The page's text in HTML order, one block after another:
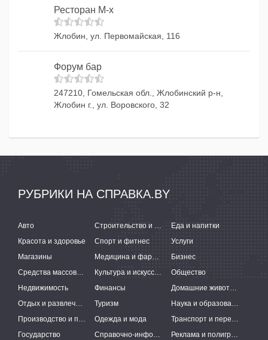
Ресторан M-x
Жлобин, ул. Первомайская, 116
Форум бар
247210, Гомельская обл., Жлобинский р-н,
Жлобин г., ул. Воровского, 32
РУБРИКИ НА СПРАВКА.BY
Авто Строительство и ремонт
Еда и напитки
Красота и здоровье
Спорт и фитнес
Услуги
Магазины
Медицина и фармацевтика
Бизнес
Средства массовой информации
Культура и искусство
Общество
Недвижимость
Финансы
Домашние животные
Отдых и развлечения
Туризм
Наука и образование
Производство и поставки
Одежда и мода
Транспорт и перевозки
Государство
Справочно-информационные системы Реклама и полиграфия